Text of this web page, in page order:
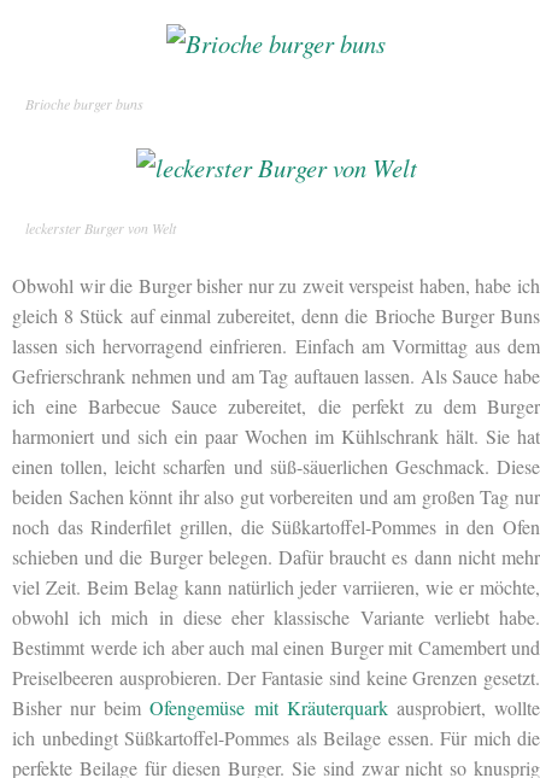
Brioche burger buns
leckerster Burger von Welt
Obwohl wir die Burger bisher nur zu zweit verspeist haben, habe ich
gleich 8 Stück auf einmal zubereitet, denn die Brioche Burger Buns
lassen sich hervorragend einfrieren. Einfach am Vormittag aus dem
Gefrierschrank nehmen und am Tag auftauen lassen. Als Sauce habe
ich eine Barbecue Sauce zubereitet, die perfekt zu dem Burger
harmoniert und sich ein paar Wochen im Kühlschrank hält. Sie hat
einen tollen, leicht scharfen und süß-säuerlichen Geschmack. Diese
beiden Sachen könnt ihr also gut vorbereiten und am großen Tag nur
noch das Rinderfilet grillen, die Süßkartoffel-Pommes in den Ofen
schieben und die Burger belegen. Dafür braucht es dann nicht mehr
viel Zeit. Beim Belag kann natürlich jeder varriieren, wie er möchte,
obwohl ich mich in diese eher klassische Variante verliebt habe.
Bestimmt werde ich aber auch mal einen Burger mit Camembert und
Preiselbeeren ausprobieren. Der Fantasie sind keine Grenzen gesetzt.
Bisher nur beimOfengemüse mit Kräuterquarkausprobiert, wollte
ich unbedingt Süßkartoffel-Pommes als Beilage essen. Für mich die
perfekte Beilage für diesen Burger. Sie sind zwar nicht so knusprig